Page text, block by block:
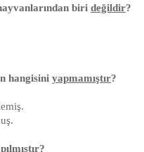
biri değildir?
hangisini yapmamıştır?